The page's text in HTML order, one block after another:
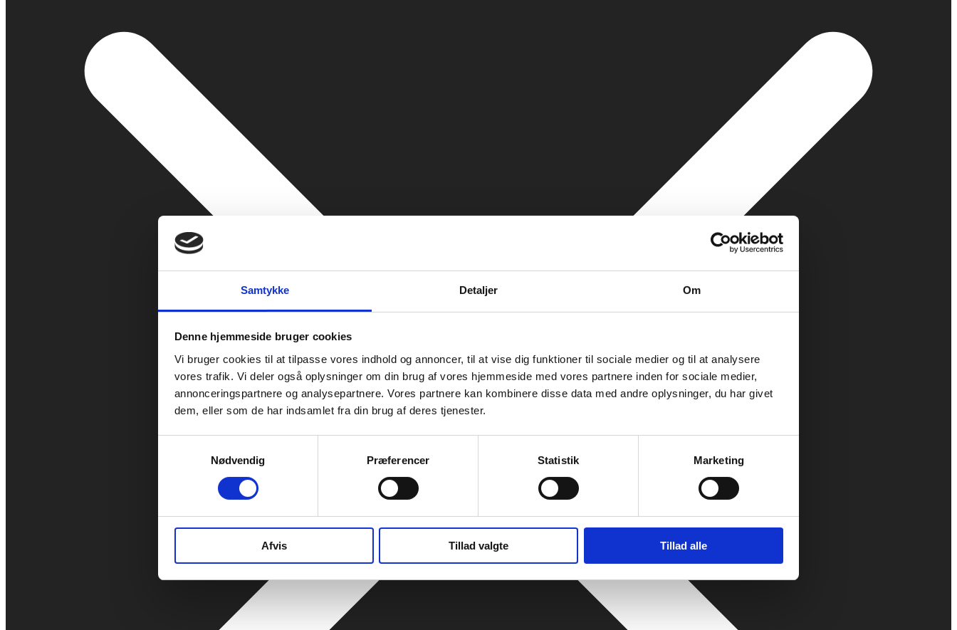
Samtykke Detaljer Om
Denne hjemmeside bruger cookies
Vi bruger cookies til at tilpasse vores indhold og annoncer, til at vise dig funktioner til sociale medier og til at analysere
vores trafik. Vi deler også oplysninger om din brug af vores hjemmeside med vores partnere inden for sociale medier,
annonceringspartnere og analysepartnere. Vores partnere kan kombinere disse data med andre oplysninger, du har givet
dem, eller som de har indsamlet fra din brug af deres tjenester.
Nødvendig
Præferencer Statistik Marketing
Afvis Tillad valgte Tillad alle